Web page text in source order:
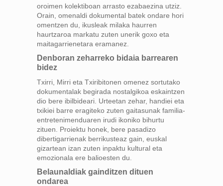
oroimen kolektiboan arrasto ezabaezina utziz.
Orain, omenaldi dokumental batek ondare hori
omentzen du, ikusleak milaka haurren
haurtzaroa markatu zuten unerik goxo eta
maitagarrienetara eramanez.
Denboran zeharreko bidaia barrearen
bidez
Txirri, Mirri eta Txiribitonen omenez sortutako
dokumentalak begirada nostalgikoa eskaintzen
dio bere ibilbideari. Urteetan zehar, handiei eta
txikiei barre eragiteko zuten gaitasunak familia-
entretenimenduaren irudi ikoniko bihurtu
zituen. Proiektu honek, bere pasadizo
dibertigarrienak berrikusteaz gain, euskal
gizartean izan zuten inpaktu kultural eta
emozionala ere balioesten du.
Belaunaldiak gainditzen dituen
ondarea